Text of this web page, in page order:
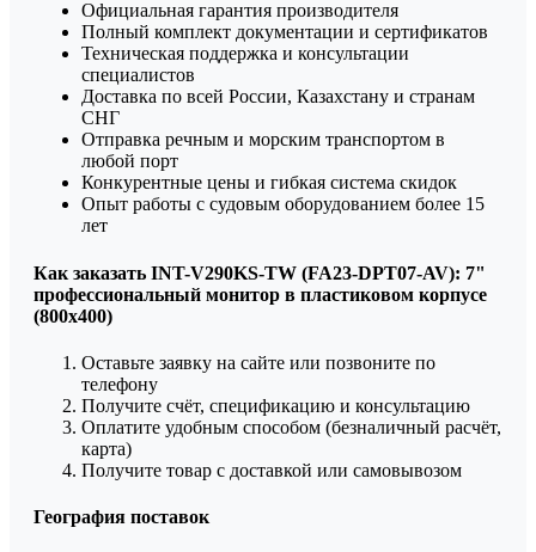
Официальная гарантия производителя
Полный комплект документации и сертификатов
Техническая поддержка и консультации
специалистов
Доставка по всей России, Казахстану и странам
СНГ
Отправка речным и морским транспортом в
любой порт
Конкурентные цены и гибкая система скидок
Опыт работы с судовым оборудованием более 15
лет
Как заказать INT-V290KS-TW (FA23-DPT07-AV): 7"
профессиональный монитор в пластиковом корпусе
(800x400)
Оставьте заявку на сайте или позвоните по
телефону
Получите счёт, спецификацию и консультацию
Оплатите удобным способом (безналичный расчёт,
карта)
Получите товар с доставкой или самовывозом
География поставок